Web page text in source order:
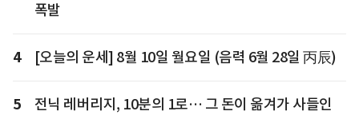
폭발
4 [오늘의 운세] 8월 10일 월요일 (음력 6월 28일 丙辰)
5
전닉 레버리지, 10분의 1로… 그 돈이 옮겨가 사들인